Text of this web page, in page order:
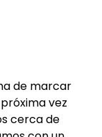
de marcar
vez
cerca de